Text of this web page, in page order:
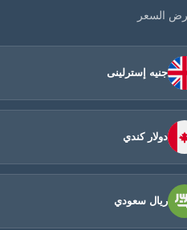
السعر
جنيه إسترلينى
دولار كندي
ريال سعودي